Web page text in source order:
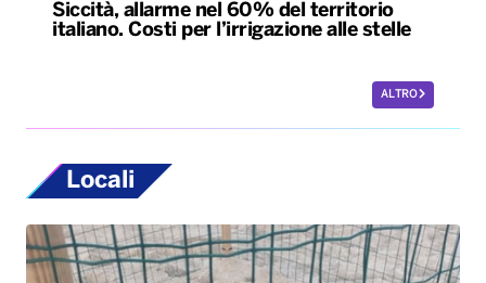
Siccità, allarme nel 60% del territorio
italiano. Costi per l’irrigazione alle stelle
ALTRO
Locali